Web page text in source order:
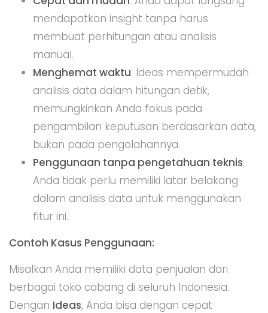
Penggunaan tanpa pengetahuan teknis:
Anda tidak perlu memiliki latar belakang
dalam analisis data untuk menggunakan
fitur ini.
Contoh Kasus Penggunaan:
Misalkan Anda memiliki data penjualan dari
berbagai toko cabang di seluruh Indonesia.
DenganIdeas, Anda bisa dengan cepat
menemukan toko mana yang mengalami
peningkatan penjualan tertinggi dalam periode
tertentu, atau sebaliknya, menemukan toko
yang mengalami penurunan penjualan drastis.
Excel bahkan dapat mengidentifikasi faktor-
tersebut, seperti musim atau hari tertentu
dalam seminggu.